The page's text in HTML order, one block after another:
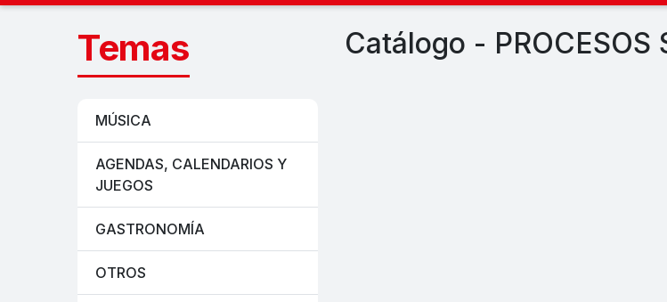
Temas
MÚSICA
AGENDAS, CALENDARIOS Y
JUEGOS
GASTRONOMÍA
OTROS
Catálogo - PROCESOS